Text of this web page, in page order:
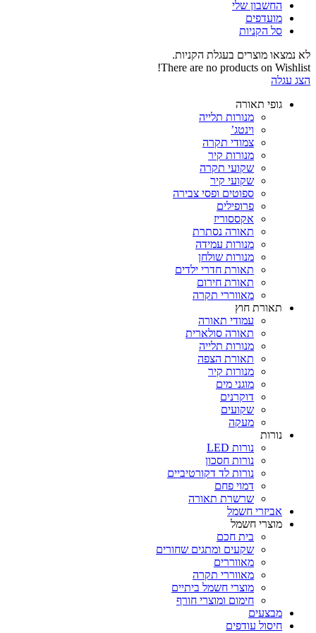
החשבון שלי‬
‫מועדפים‬‬
סל הקניות
לא נמצאו מוצרים בעגלת הקניות.
There are no products on Wishlist!
הצג עגלה
גופי תאורה
מנורות תלייה
וינטג’
צמודי תקרה
מנורות קיר
שקועי תקרה
שקועי קיר
ספוטים ופסי צבירה
פרופילים
אקססוריז
תאורה נסתרת
מנורות עמידה
מנורות שולחן
תאורת חדרי ילדים
תאורת חירום
מאווררי תקרה
תאורת חוץ
עמודי תאורה
תאורה סולארית
מנורות תלייה
תאורת הצפה
מנורות קיר
מוגני מים
דוקרנים
שקועים
מעקה
נורות
נורות LED
נורות חסכון
נורות לד דקורטיביים
דמוי פחם
שרשרת תאורה
אביזרי חשמל
מוצרי חשמל
בית חכם
שקעים ומתגים שחורים
מאווררים
מאווררי תקרה
מוצרי חשמל ביתיים
חימום ומוצרי חורף
מבצעים
חיסול עודפים